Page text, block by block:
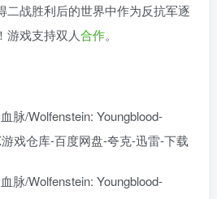
二战胜利后的世界中作为反抗军逐
游戏支持双人合作。